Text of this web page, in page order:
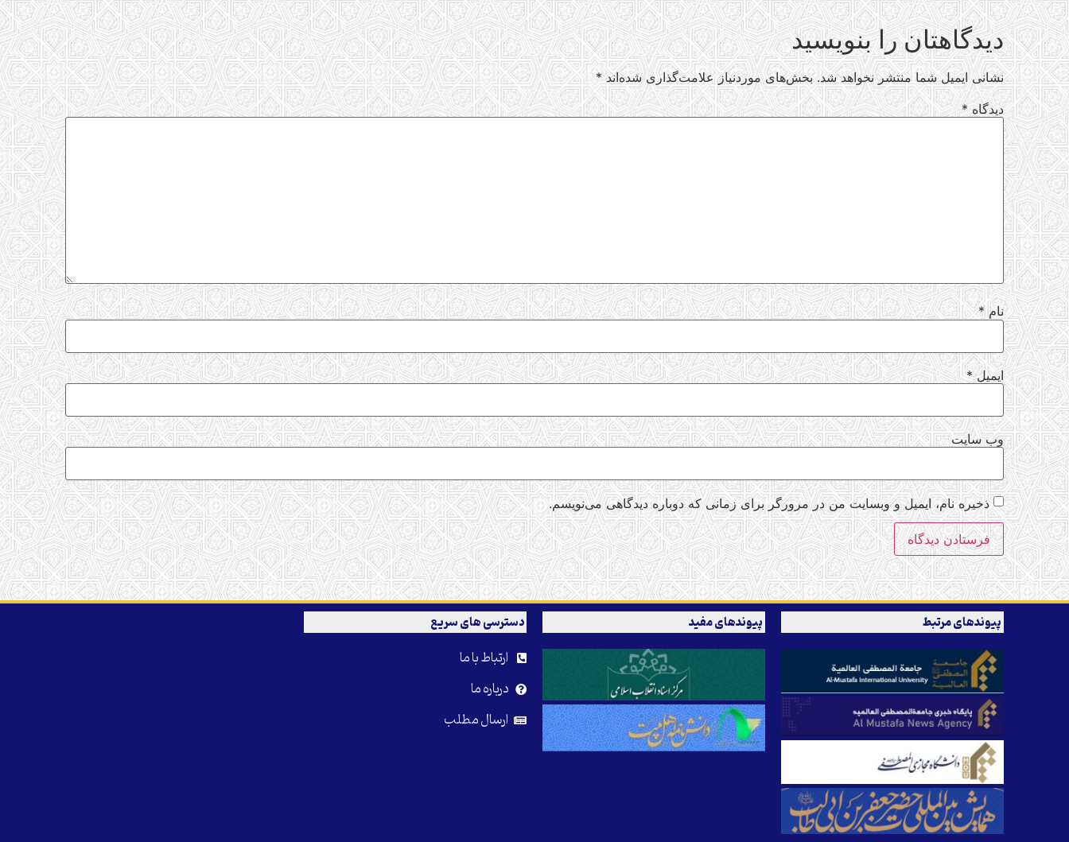
دیدگاهتان را بنویسید
نشانی ایمیل شما منتشر نخواهد شد. بخش‌های موردنیاز علامت‌گذاری شده‌اند *
دیدگاه*
نام *
ایمیل*
وب‌ سایت
ذخیره نام، ایمیل و وبسایت من در مرورگر برای زمانی که دوباره دیدگاهی می‌نویسم.
پیوندهای مرتبط پیوندهای مفید دسترسی های سریع
ارتباط با ما
درباره ما
ارسال مطلب